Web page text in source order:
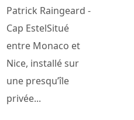
Patrick Raingeard -
Cap EstelSitué
entre Monaco et
Nice, installé sur
une presqu’île
privée...